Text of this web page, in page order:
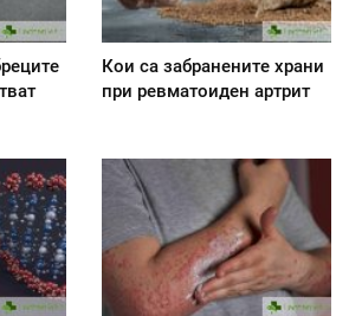
Кои са забранените храни
при ревматоиден артрит